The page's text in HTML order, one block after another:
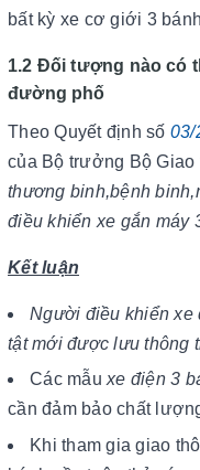
bất kỳ xe cơ giới 3
1.2 Đối tượng nào có
đường phố
Theo Quyết định số 03/
của Bộ trưởng Bộ Giao
thương binh,bệnh
điều khiển xe gắn máy
Kết luận
Người điều khiển xe
tật mới được lưu thông
Các mẫuxe điện 3
cần đảm bảo chất
Khi tham gia giao